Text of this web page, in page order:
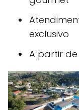
exclusivo
A partir de